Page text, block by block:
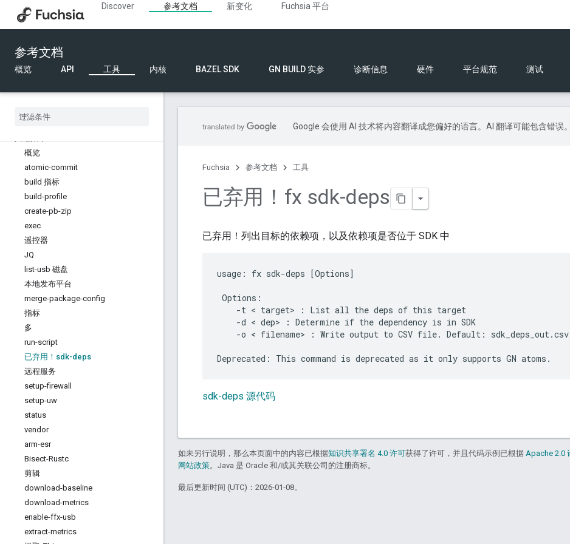
Discover 参考文档 新变化
Fuchsia 平台
参考文档
概览 API 工具 内核 BAZEL SDK GN BUILD 实参 诊断信息 硬件 平台规范 测试
构建命令
代码提交和审核命令
设备发现命令
设备管理命令
文档命令
内核命令
概览
atomic-commit
build 指标
build-profile
create-pb-zip
exec
遥控器
JQ
list-usb 磁盘
本地发布平台
merge-package-config
指标
多
run-script
已弃用！sdk-deps
远程服务
setup-firewall
setup-uw
status
vendor
arm-esr
Bisect-Rustc
剪辑
download-baseline
download-metrics
enable-ffx-usb
extract-metrics
Google 会使用 AI 技术将内容翻译成您偏好的语言。AI 翻译可能包含错误。
Fuchsia 参考文档 工具
已弃用！fx sdk-deps
已弃用！列出目标的依赖项，以及依赖项是否位于 SDK 中
usage: fx sdk-deps [Options]
Options:
    -t < target> : List all the deps of this target
    -d < dep> : Determine if the dependency is in SDK
    -o < filename> : Write output to CSV file. Default: sdk_deps_out.csv
sdk-deps 源代码
如未另行说明，那么本页面中的内容已根据知识共享署名 4.0 许可获得了许可，并且代码示例已根据 Apache 2.0
网站政策。Java 是 Oracle 和/或其关联公司的注册商标。
最后更新时间 (UTC)：2026-01-08。